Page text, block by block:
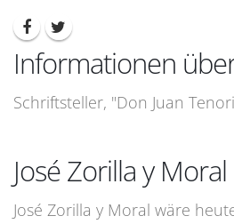
Informationen
Schriftsteller, "Don Juan
José Zorilla y
José Zorilla y Moral wäre